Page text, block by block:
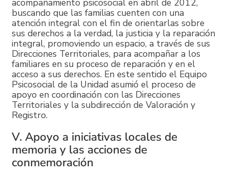
buscando que las familias cuenten con una
atención integral con el fin de orientarlas sobre
sus derechos a la verdad, la justicia y la reparación
integral, promoviendo un espacio, a través de sus
Direcciones Territoriales, para acompañar a los
familiares en su proceso de reparación y en el
acceso a sus derechos. En este sentido el Equipo
Psicosocial de la Unidad asumió el proceso de
apoyo en coordinación con las Direcciones
Territoriales y la subdirección de Valoración y
Registro.
V. Apoyo a iniciativas locales de
memoria y las acciones de
conmemoración